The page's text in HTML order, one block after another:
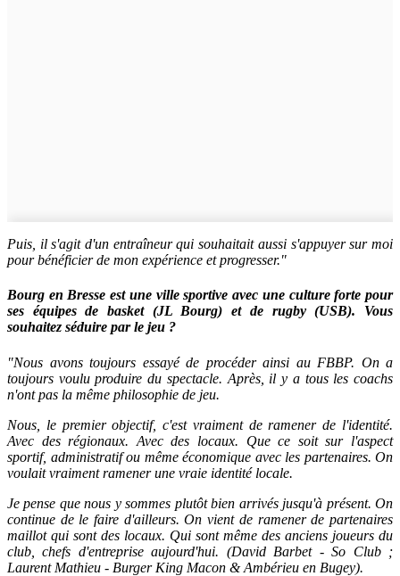
Puis, il s'agit d'un entraîneur qui souhaitait aussi s'appuyer sur moi
pour bénéficier de mon expérience et progresser."
Bourg en Bresse est une ville sportive avec une culture forte pour
ses équipes de basket (JL Bourg) et de rugby (USB). Vous
souhaitez séduire par le jeu ?
"Nous avons toujours essayé de procéder ainsi au FBBP. On a
toujours voulu produire du spectacle. Après, il y a tous les coachs
n'ont pas la même philosophie de jeu.
Nous, le premier objectif, c'est vraiment de ramener de l'identité.
Avec des régionaux. Avec des locaux. Que ce soit sur l'aspect
sportif, administratif ou même économique avec les partenaires. On
voulait vraiment ramener une vraie identité locale.
Je pense que nous y sommes plutôt bien arrivés jusqu'à présent. On
continue de le faire d'ailleurs. On vient de ramener de partenaires
maillot qui sont des locaux. Qui sont même des anciens joueurs du
club, chefs d'entreprise aujourd'hui. (David Barbet - So Club ;
Laurent Mathieu - Burger King Macon & Ambérieu en Bugey).